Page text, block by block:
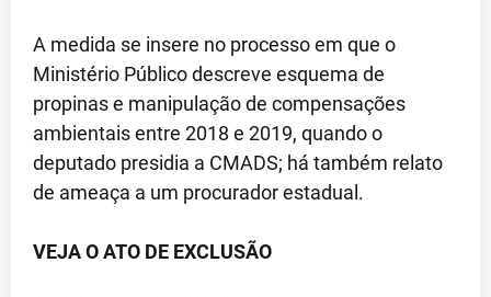
A medida se insere no processo em que o
Ministério Público descreve esquema de
propinas e manipulação de compensações
ambientais entre 2018 e 2019, quando o
deputado presidia a CMADS; há também relato
de ameaça a um procurador estadual.
VEJA O ATO DE EXCLUSÃO